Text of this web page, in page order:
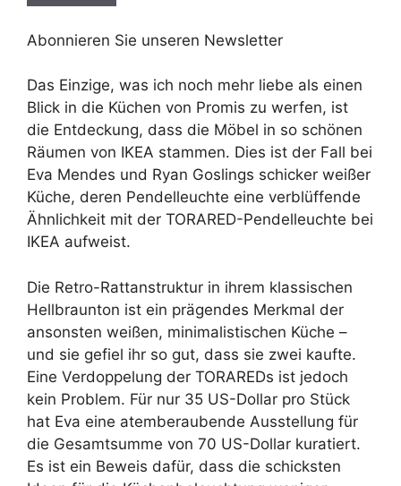
Abonnieren Sie unseren Newsletter
Das Einzige, was ich noch mehr liebe als einen
Blick in die Küchen von Promis zu werfen, ist
die Entdeckung, dass die Möbel in so schönen
Räumen von IKEA stammen. Dies ist der Fall bei
Eva Mendes und Ryan Goslings schicker weißer
Küche, deren Pendelleuchte eine verblüffende
Ähnlichkeit mit der TORARED-Pendelleuchte bei
IKEA aufweist.
Die Retro-Rattanstruktur in ihrem klassischen
Hellbraunton ist ein prägendes Merkmal der
ansonsten weißen, minimalistischen Küche –
und sie gefiel ihr so ​​gut, dass sie zwei kaufte.
Eine Verdoppelung der TORAREDs ist jedoch
kein Problem. Für nur 35 US-Dollar pro Stück
hat Eva eine atemberaubende Ausstellung für
die Gesamtsumme von 70 US-Dollar kuratiert.
Es ist ein Beweis dafür, dass die schicksten